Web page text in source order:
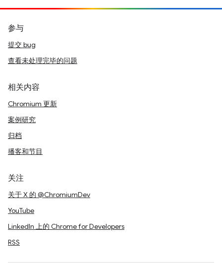
参与
提交 bug
查看未处理完毕的问题
相关内容
Chromium 更新
案例研究
归档
播客和节目
关注
关于 X 的 @ChromiumDev
YouTube
LinkedIn 上的 Chrome for Developers
RSS